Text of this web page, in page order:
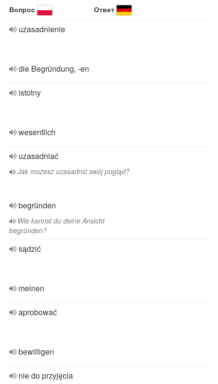
Вопрос Ответ
uzasadnienie
die Begründung, -en
istotny
wesentlich
uzasadniać
Jak możesz uzasadnić swój pogląd?
begründen
Wie kannst du deine Ansicht
begründen?
sądzić
meinen
aprobować
bewilligen
nie do przyjęcia